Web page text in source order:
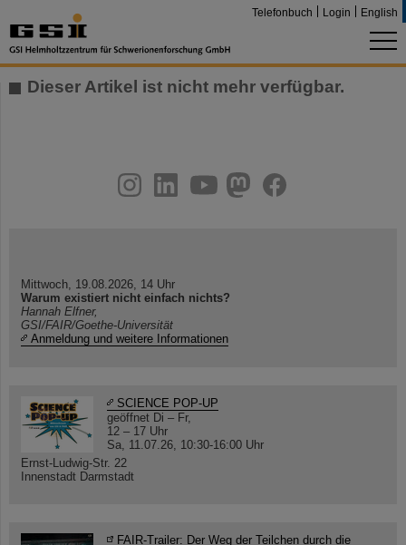
Telefonbuch Login English
Dieser Artikel ist nicht mehr verfügbar.
youtube
helmholtz.social
facebook
Mittwoch, 19.08.2026, 14 Uhr
Warum existiert nicht einfach nichts?
Hannah Elfner,
GSI/FAIR/Goethe-Universität
Anmeldung und weitere Informationen
SCIENCE POP-UP
geöffnet Di – Fr,
12 – 17 Uhr
Sa, 11.07.26, 10:30-16:00 Uhr
Ernst-Ludwig-Str. 22
Innenstadt Darmstadt
FAIR-Trailer: Der Weg der Teilchen durch die